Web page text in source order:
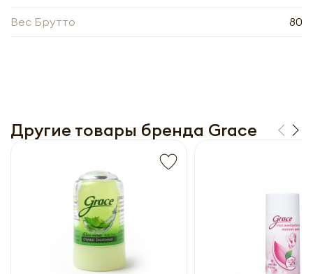
Вес Брутто 80
Другие товары бренда Grace
Получить прайс-лист
Обязательны к заполнению